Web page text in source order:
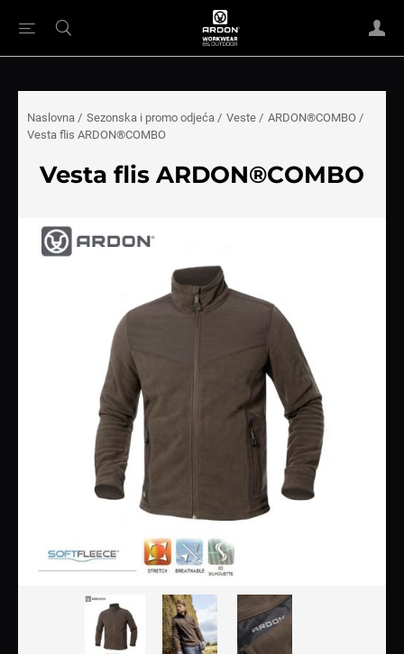
Naslovna / Sezonska i promo odjeća / Veste / ARDON®COMBO /
Vesta flis ARDON®COMBO
Vesta flis ARDON®COMBO